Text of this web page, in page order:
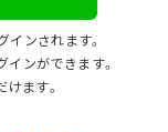
インされます。
インができます。
ます。